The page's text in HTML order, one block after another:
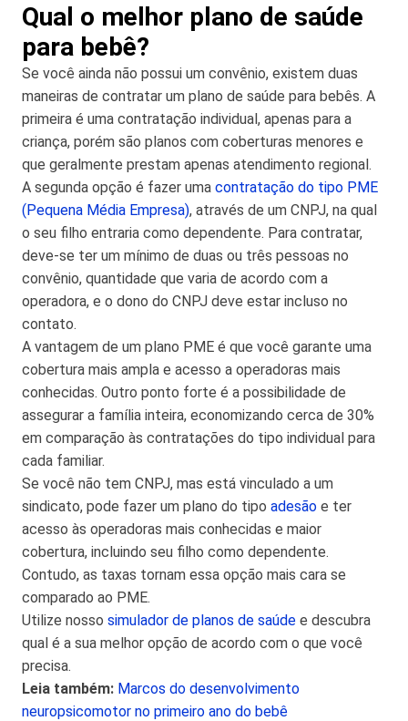
Qual o melhor plano de saúde
para bebê?
Se você ainda não possui um convênio, existem duas
maneiras de contratar um plano de saúde para bebês. A
primeira é uma contratação individual, apenas para a
criança, porém são planos com coberturas menores e
que geralmente prestam apenas atendimento regional.
A segunda opção é fazer uma contratação do tipo PME
(Pequena Média Empresa), através de um CNPJ, na qual
o seu filho entraria como dependente. Para contratar,
deve-se ter um mínimo de duas ou três pessoas no
convênio, quantidade que varia de acordo com a
operadora, e o dono do CNPJ deve estar incluso no
contato.
A vantagem de um plano PME é que você garante uma
cobertura mais ampla e acesso a operadoras mais
conhecidas. Outro ponto forte é a possibilidade de
assegurar a família inteira, economizando cerca de 30%
em comparação às contratações do tipo individual para
cada familiar.
Se você não tem CNPJ, mas está vinculado a um
sindicato, pode fazer um plano do tipo adesão e ter
acesso às operadoras mais conhecidas e maior
cobertura, incluindo seu filho como dependente.
Contudo, as taxas tornam essa opção mais cara se
comparado ao PME.
Utilize nosso simulador de planos de saúde e descubra
qual é a sua melhor opção de acordo com o que você
precisa.
Leia também: Marcos do desenvolvimento
neuropsicomotor no primeiro ano do bebê